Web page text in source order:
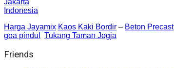
Indonesia
Harga Jayamix Kaos Kaki Bordir – Beton Precast
goa pindul
Tukang Taman Jogja
Friends